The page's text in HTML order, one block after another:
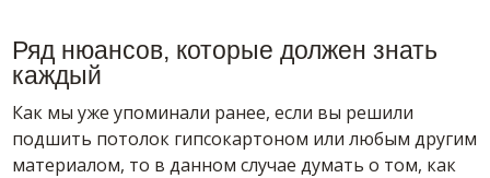
Ряд нюансов, которые должен знать
каждый
Как мы уже упоминали ранее, если вы решили
подшить потолок гипсокартоном или любым другим
материалом, то в данном случае думать о том, как